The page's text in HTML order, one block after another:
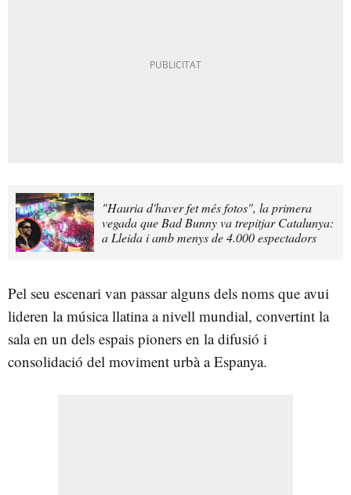
"Hauria d'haver fet més fotos", la primera
vegada que Bad Bunny va trepitjar Catalunya:
a Lleida i amb menys de 4.000 espectadors
Pel seu escenari van passar alguns dels noms que avui
lideren la música llatina a nivell mundial, convertint la
sala en un dels espais pioners en la difusió i
consolidació del moviment urbà a Espanya.